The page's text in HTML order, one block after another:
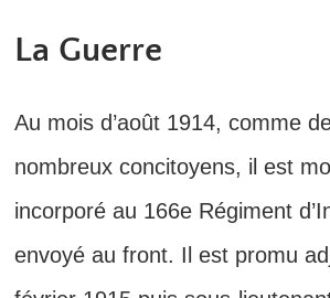
La Guerre
Au mois d’août 1914, comme
nombreux concitoyens, il est
incorporé au 166e Régiment
envoyé au front. Il est promu